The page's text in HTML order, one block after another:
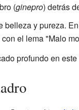
(ginepro) detrás
y pureza.
el lema "Malo
profundo en este